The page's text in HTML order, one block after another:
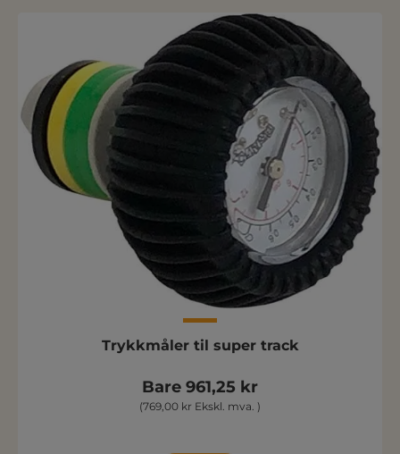
Trykkmåler til super track
Bare 961,25 kr
(769,00 kr Ekskl. mva. )